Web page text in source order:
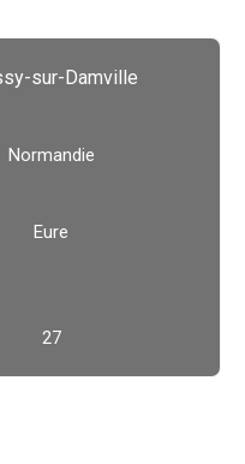
sur-Damville
Normandie
Eure
27